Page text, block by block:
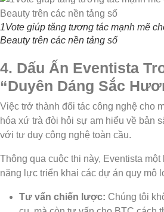
1Vote giúp tăng tương tác mạnh mẽ
Beauty trên các nền tảng số
4. Dấu Ấn Eventista
“Duyên Dáng Sắc
Việc trở thành đối tác công nghệ cho
hóa xứ trà đòi hỏi sự am hiểu về bản
với tư duy công nghệ toàn cầu.
Thông qua cuộc thi này, Eventista
năng lực triển khai các dự án quy mô
Tư vấn chiến lược: Chúng tôi